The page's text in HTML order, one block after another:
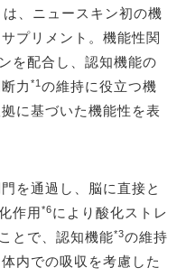
、ニュースキン初の機
プリメント。機能性関
を配合し、認知機能の
力 *1 の維持に役立つ機
に基づいた機能性を表
を通過し、脳に直接と
作用*6により酸化ストレ
ことで、認知機能*3の維持
内での吸収を考慮した